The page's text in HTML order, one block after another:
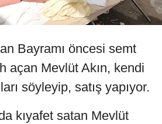
Bayramı öncesi semt
açan Mevlüt Akın, kendi
söyleyip, satış yapıyor.
kıyafet satan Mevlüt